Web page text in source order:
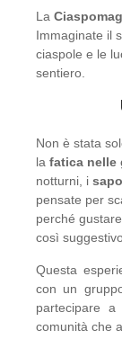
La
Immaginate il
ciaspole e le
sentiero.
Non è stata
la fatica nelle
notturni, i
pensate per
perché
così
Questa
con un
partecipare
comunità che